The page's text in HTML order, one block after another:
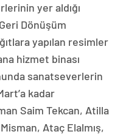
yer aldığı
Dönüşüm
yapılan resimler
hizmet binası
sanatseverlerin
kadar
Saim Tekcan, Atilla
Ataç Elalmış,